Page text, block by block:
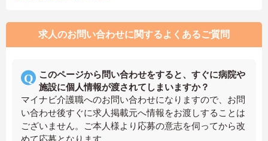
求人のお問い合わせに関するよくあるご質問
このページから問い合わせをすると、すぐに病院や
施設に個人情報が渡されてしまいますか？
マイナビ介護職へのお問い合わせになりますので、お問
い合わせ後すぐに求人掲載元へ情報をお渡しすることは
ございません。ご本人様より応募の意志を伺ってから改
めて応募となります。